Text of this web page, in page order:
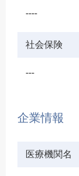
----
社会保険
---
企業情報
医療機関名